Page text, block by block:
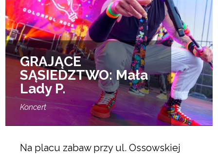
GRAJĄCE
SĄSIEDZTWO: Mała
Lady P.
Koncert
Na placu zabaw przy ul. Ossowskiej